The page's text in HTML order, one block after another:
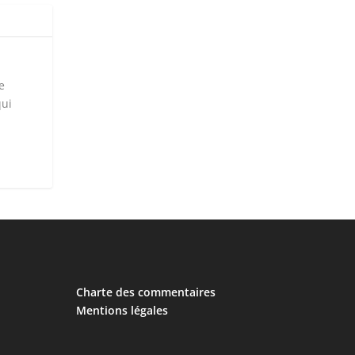
Charte des commentaires
Mentions légales